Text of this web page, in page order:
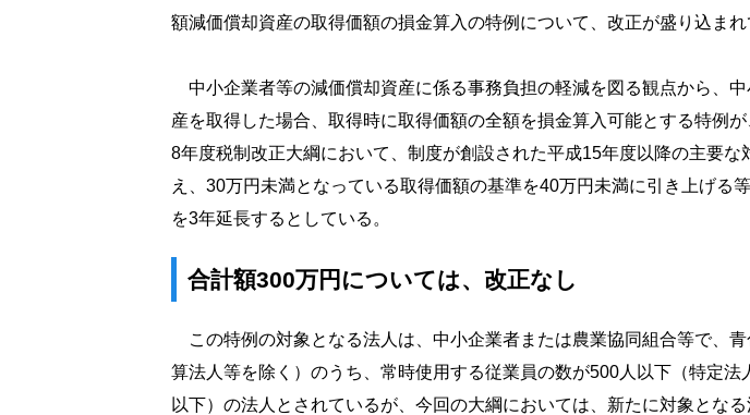
額減価償却資産の取得価額の損金算入の特例について、改正が盛り込まれ
中小企業者等の減価償却資産に係る事務負担の軽減を図る観点から、
産を取得した場合、取得時に取得価額の全額を損金算入可能とする特例
8年度税制改正大綱において、制度が創設された平成15年度以降の主要な
え、30万円未満となっている取得価額の基準を40万円未満に引き上げる
を3年延長するとしている。
合計額300万円については、改正なし
この特例の対象となる法人は、中小企業者または農業協同組合等で、
算法人等を除く）のうち、常時使用する従業員の数が500人以下（特定法
以下）の法人とされているが、今回の大綱においては、新たに対象とな